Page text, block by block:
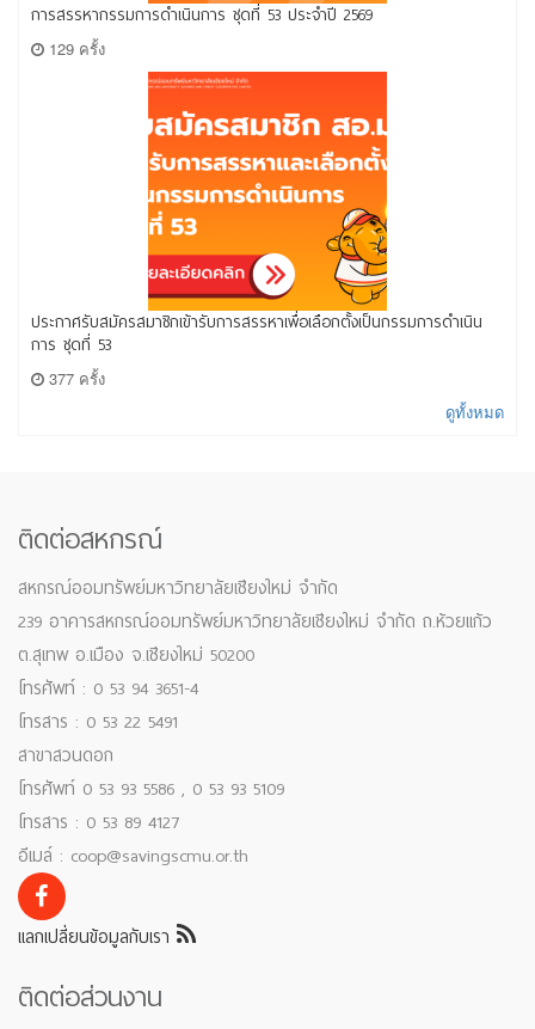
การสรรหากรรมการดำเนินการ ชุดที่ 53 ประจำปี 2569
129 ครั้ง
ประกาศรับสมัครสมาชิกเข้ารับการสรรหาเพื่อเลือกตั้งเป็นกรรมการดำเนิน
การ ชุดที่ 53
377 ครั้ง
ดูทั้งหมด
ติดต่อสหกรณ์
สหกรณ์ออมทรัพย์มหาวิทยาลัยเชียงใหม่ จำกัด
239 อาคารสหกรณ์ออมทรัพย์มหาวิทยาลัยเชียงใหม่ จำกัด ถ.ห้วยแก้ว
ต.สุเทพ อ.เมือง จ.เชียงใหม่ 50200
โทรศัพท์ : 0 53 94 3651-4
โทรสาร : 0 53 22 5491
สาขาสวนดอก
โทรศัพท์ 0 53 93 5586 , 0 53 93 5109
โทรสาร : 0 53 89 4127
อีเมล์ : coop@savingscmu.or.th
แลกเปลี่ยนข้อมูลกับเรา
ติดต่อส่วนงาน